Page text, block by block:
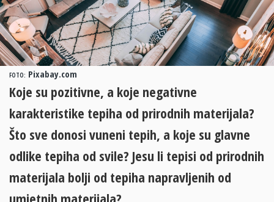
Koje su pozitivne, a koje negativne
karakteristike tepiha od prirodnih materijala?
Što sve donosi vuneni tepih, a koje su glavne
odlike tepiha od svile? Jesu li tepisi od prirodnih
materijala bolji od tepiha napravljenih od
umjetnih materijala?
FOTO: Pixabay.com